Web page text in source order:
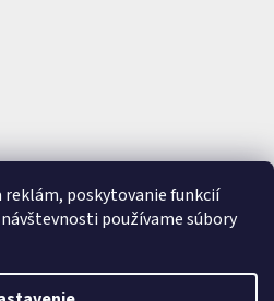
reklám, poskytovanie funkcií
používame súbory